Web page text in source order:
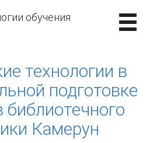
обучения
технологии в
подготовке
библиотечного
Камерун